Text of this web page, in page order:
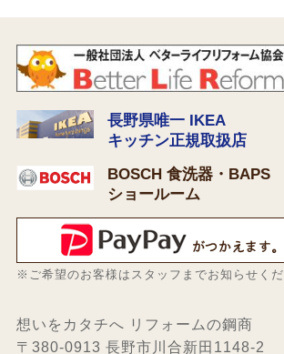
長野県唯一 IKEA
キッチン正規取扱店
BOSCH 食洗器・BAPS
ショールーム
※ご希望のお客様はスタッフまでお知らせくだ
想いをカタチへ リフォームの鋼商
〒380-0913 長野市川合新田1148-2